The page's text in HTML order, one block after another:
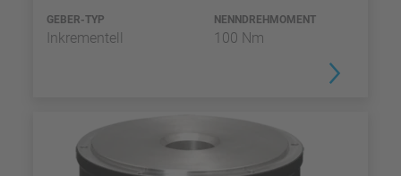
GEBER-TYP
Inkrementell
NENNDREHMOMENT
100 Nm